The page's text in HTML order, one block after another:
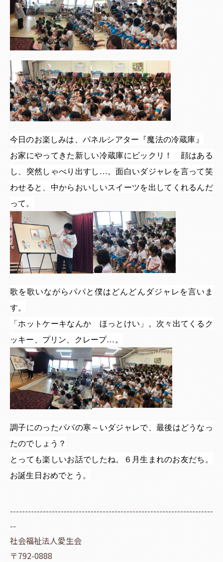
今日のお楽しみは、パネルシアター『魔法の冷蔵庫』
お家にやってきた新しい冷蔵庫にビックリ！ 顔はある
し、突然しゃべり出すし…。面白いダジャレを言って笑
わせると、中からおいしいスイーツを出してくれるんだ
って。
歌を歌いながらパパと僕はどんどんダジャレを言いま
す。
「ホットケーキなんか ほっとけい」。次々出てくるク
ッキー、プリン、クレープ…。
調子にのったパパの寒～いダジャレで、最後はどうなっ
たのでしょう？
とっても楽しいお話でしたね。６月生まれのお友だち。
お誕生日おめでとう。
--------------------------------------------------------------------
--
社会福祉法人愛生会
〒792-0888